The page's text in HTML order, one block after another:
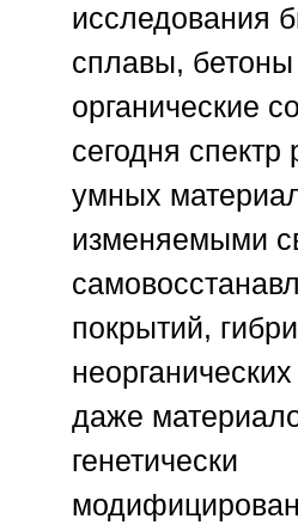
исследования
сплавы,
органические
сегодня
умных
изменяемыми
покрытий,
даже
генетически